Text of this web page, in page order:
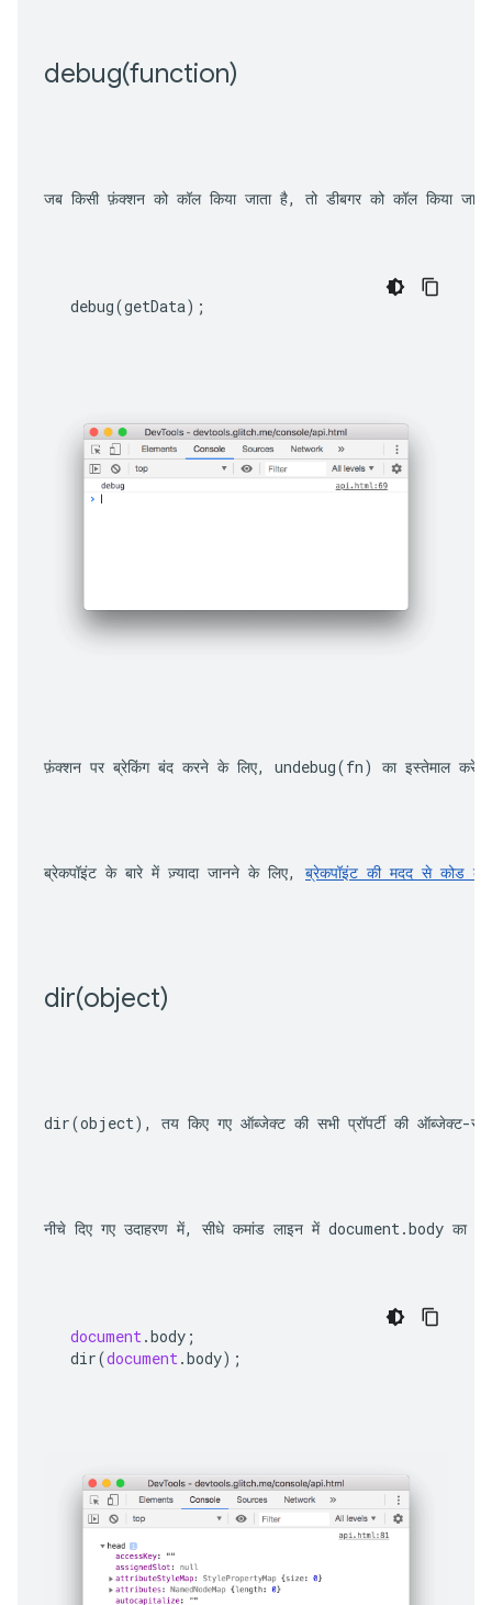
debug(function)
जब किसी फ़ंक्शन को कॉल किया जाता है, तो डीबगर को कॉल किया
debug(getData);
फ़ंक्शन पर ब्रेकिंग बंद करने के लिए, undebug(fn) का इस्तेमाल करें
ब्रेकपॉइंट के बारे में ज़्यादा जानने के लिए, ब्रेकपॉइंट की मदद से कोड को
dir(object)
dir(object) , तय किए गए ऑब्जेक्ट की सभी प्रॉपर्टी की
नीचे दिए गए उदाहरण में, सीधे कमांड लाइन में document.body का
document .body ;
dir(document .body);